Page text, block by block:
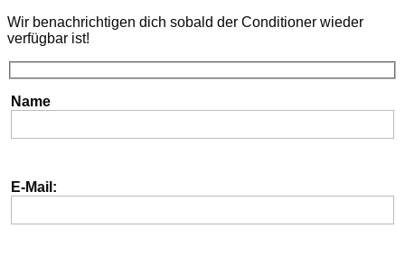
Wir benachrichtigen dich sobald der Conditioner wieder
verfügbar ist!
Name
E-Mail: